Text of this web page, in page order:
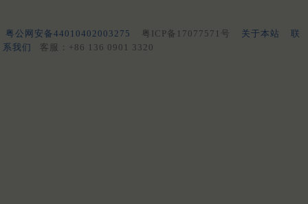
粤公网安备44010402003275 粤ICP备17077571号 关于本站
联
系我们
客服：+86 136 0901 3320